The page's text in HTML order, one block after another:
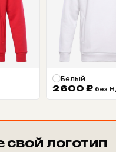
Белый
2600₽ без
свой логотип